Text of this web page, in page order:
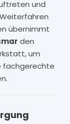
und
übernimmt
den
um
fachgerechte